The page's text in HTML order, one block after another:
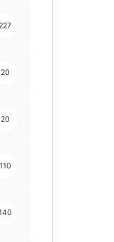
20
20
110